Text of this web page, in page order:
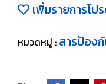
เพิ่มรายการโป
หมวดหมู่ : สารป้อง